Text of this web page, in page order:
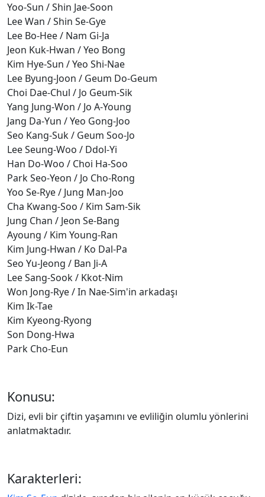
Yoo-Sun / Shin Jae-Soon
Lee Wan / Shin Se-Gye
Lee Bo-Hee / Nam Gi-Ja
Jeon Kuk-Hwan / Yeo Bong
Kim Hye-Sun / Yeo Shi-Nae
Lee Byung-Joon / Geum Do-Geum
Choi Dae-Chul / Jo Geum-Sik
Yang Jung-Won / Jo A-Young
Jang Da-Yun / Yeo Gong-Joo
Seo Kang-Suk / Geum Soo-Jo
Lee Seung-Woo / Ddol-Yi
Han Do-Woo / Choi Ha-Soo
Park Seo-Yeon / Jo Cho-Rong
Yoo Se-Rye / Jung Man-Joo
Cha Kwang-Soo / Kim Sam-Sik
Jung Chan / Jeon Se-Bang
Ayoung / Kim Young-Ran
Kim Jung-Hwan / Ko Dal-Pa
Seo Yu-Jeong / Ban Ji-A
Lee Sang-Sook / Kkot-Nim
Won Jong-Rye / In Nae-Sim'in arkadaşı
Kim Ik-Tae
Kim Kyeong-Ryong
Son Dong-Hwa
Park Cho-Eun
Konusu:
Dizi, evli bir çiftin yaşamını ve evliliğin olumlu yönlerini
anlatmaktadır.
Karakterleri: